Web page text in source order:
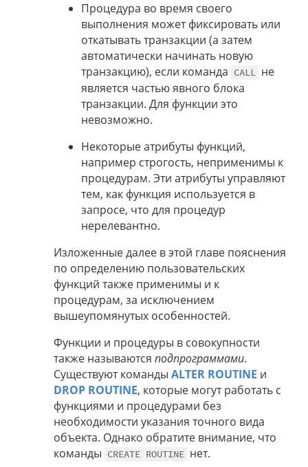
Процедура во время своего
выполнения может фиксировать или
откатывать транзакции (а затем
автоматически начинать новую
транзакцию), если команда CALL не
является частью явного блока
транзакции. Для функции это
невозможно.
Некоторые атрибуты функций,
например строгость, неприменимы к
процедурам. Эти атрибуты управляют
тем, как функция используется в
запросе, что для процедур
нерелевантно.
Изложенные далее в этой главе пояснения
по определению пользовательских
функций также применимы и к
процедурам, за исключением
вышеупомянутых особенностей.
Функции и процедуры в совокупности
также называются подпрограммами.
Существуют команды ALTER ROUTINE и
DROP ROUTINE, которые могут работать с
функциями и процедурами без
необходимости указания точного вида
объекта. Однако обратите внимание, что
команды CREATE ROUTINE нет.